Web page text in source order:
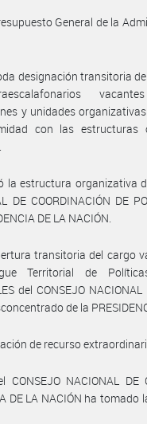
General de la
designación transitoria
y unidades
con las estructuras
la estructura organizativa
COORDINACIÓN DE
DE LA NACIÓN.
transitoria del cargo
Territorial de
del CONSEJO NACIONAL
de la
de recurso
NACIONAL DE
DE LA NACIÓN ha